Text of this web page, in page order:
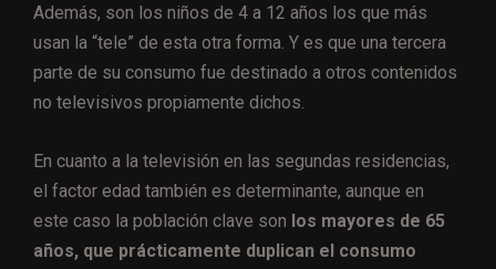
Además, son los niños de 4 a 12 años los que más
usan la “tele” de esta otra forma. Y es que una tercera
parte de su consumo fue destinado a otros contenidos
no televisivos propiamente dichos.
En cuanto a la televisión en las segundas residencias,
el factor edad también es determinante, aunque en
este caso la población clave son los mayores de 65
años, que prácticamente duplican el consumo